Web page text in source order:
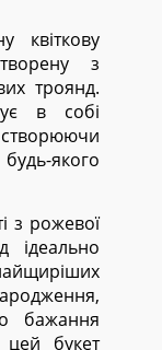
квіткову
з
троянд.
в собі
якого
з рожевої
ідеально
бажання
цей букет